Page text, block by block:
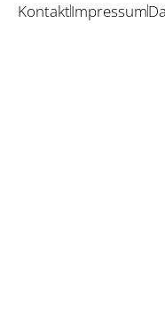
KontaktImpressum